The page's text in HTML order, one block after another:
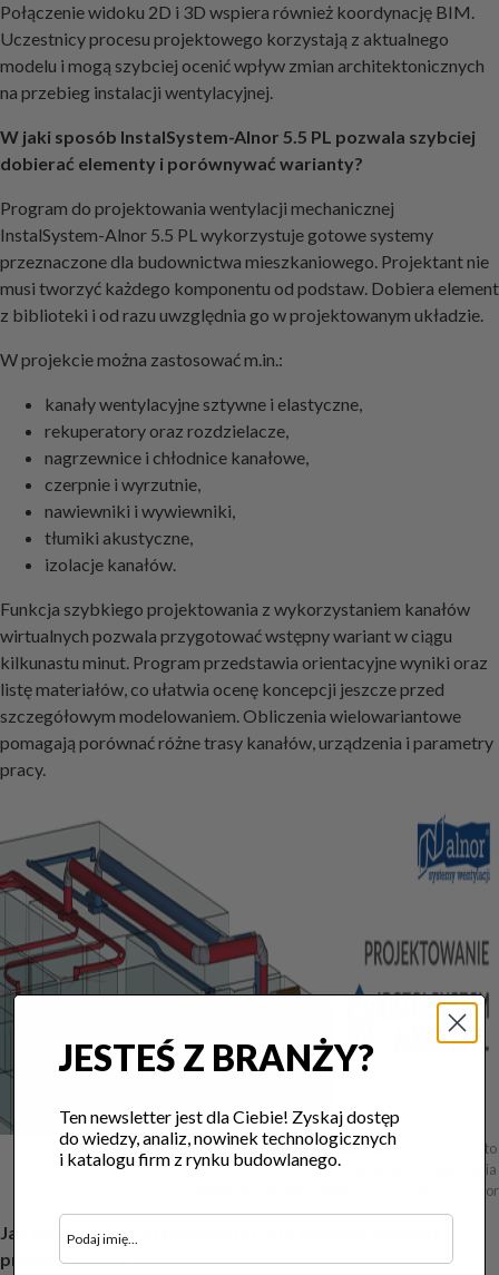
Połączenie widoku 2D i 3D wspiera również koordynację BIM.
Uczestnicy procesu projektowego korzystają z aktualnego
modelu i mogą szybciej ocenić wpływ zmian architektonicznych
na przebieg instalacji wentylacyjnej.
W jaki sposób InstalSystem-Alnor 5.5 PL pozwala szybciej
dobierać elementy i porównywać warianty?
Program do projektowania wentylacji mechanicznej
InstalSystem-Alnor 5.5 PL wykorzystuje gotowe systemy
przeznaczone dla budownictwa mieszkaniowego. Projektant nie
musi tworzyć każdego komponentu od podstaw. Dobiera element
z biblioteki i od razu uwzględnia go w projektowanym układzie.
W projekcie można zastosować m.in.:
kanały wentylacyjne sztywne i elastyczne,
rekuperatory oraz rozdzielacze,
nagrzewnice i chłodnice kanałowe,
czerpnie i wyrzutnie,
nawiewniki i wywiewniki,
tłumiki akustyczne,
izolacje kanałów.
Funkcja szybkiego projektowania z wykorzystaniem kanałów
wirtualnych pozwala przygotować wstępny wariant w ciągu
kilkunastu minut. Program przedstawia orientacyjne wyniki oraz
listę materiałów, co ułatwia ocenę koncepcji jeszcze przed
szczegółowym modelowaniem. Obliczenia wielowariantowe
pomagają porównać różne trasy kanałów, urządzenia i parametry
pracy.
Projektowanie wentylacji mechanicznej w InstalSystem-Alnor 5.5 PL to
modelowanie, obliczenia
i dobór elementów w jednym narzędziu. Fot. Alnor
Jak kontrolować przepływy i straty ciśnienia podczas
projektowania?
JESTEŚ Z BRANŻY?
Ten newsletter jest dla Ciebie! Zyskaj dostęp
do wiedzy, analiz, nowinek technologicznych
i katalogu firm z rynku budowlanego.